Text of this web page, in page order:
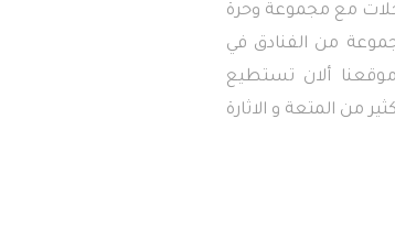
مع مجموعة وحرة
من الفنادق في
موقعنا ألان تستطيع
من المتعة و الاثارة